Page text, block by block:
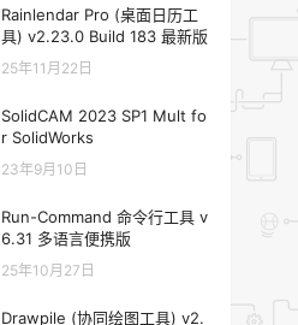
Rainlendar Pro (桌面日历工
具) v2.23.0 Build 183 最新版
25年11月22日
SolidCAM 2023 SP1 Mult fo
r SolidWorks
23年9月10日
Run-Command 命令行工具 v
6.31 多语言便携版
25年10月27日
Drawpile (协同绘图工具) v2.